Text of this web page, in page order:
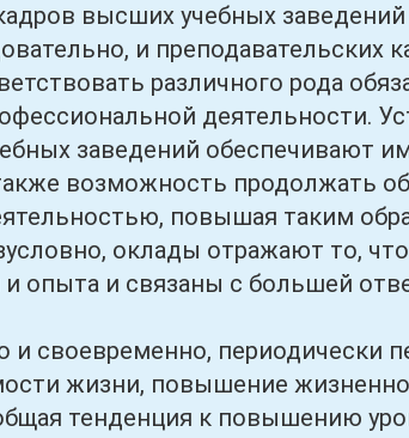
высших учебных
и преподавательских
различного рода
деятельности.
заведений обеспечивают
возможность продолжать
повышая таким
оклады отражают то,
опыта и связаны с большей
периодически
жизни, повышение
тенденция к повышению